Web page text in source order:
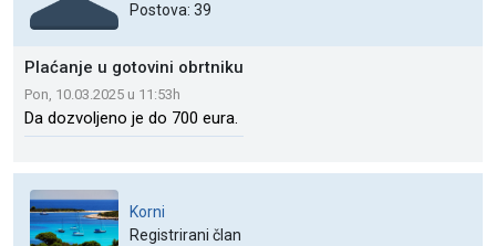
Postova: 39
Plaćanje u gotovini obrtniku
Pon, 10.03.2025 u 11:53h
Da dozvoljeno je do 700 eura.
Korni
Registrirani član